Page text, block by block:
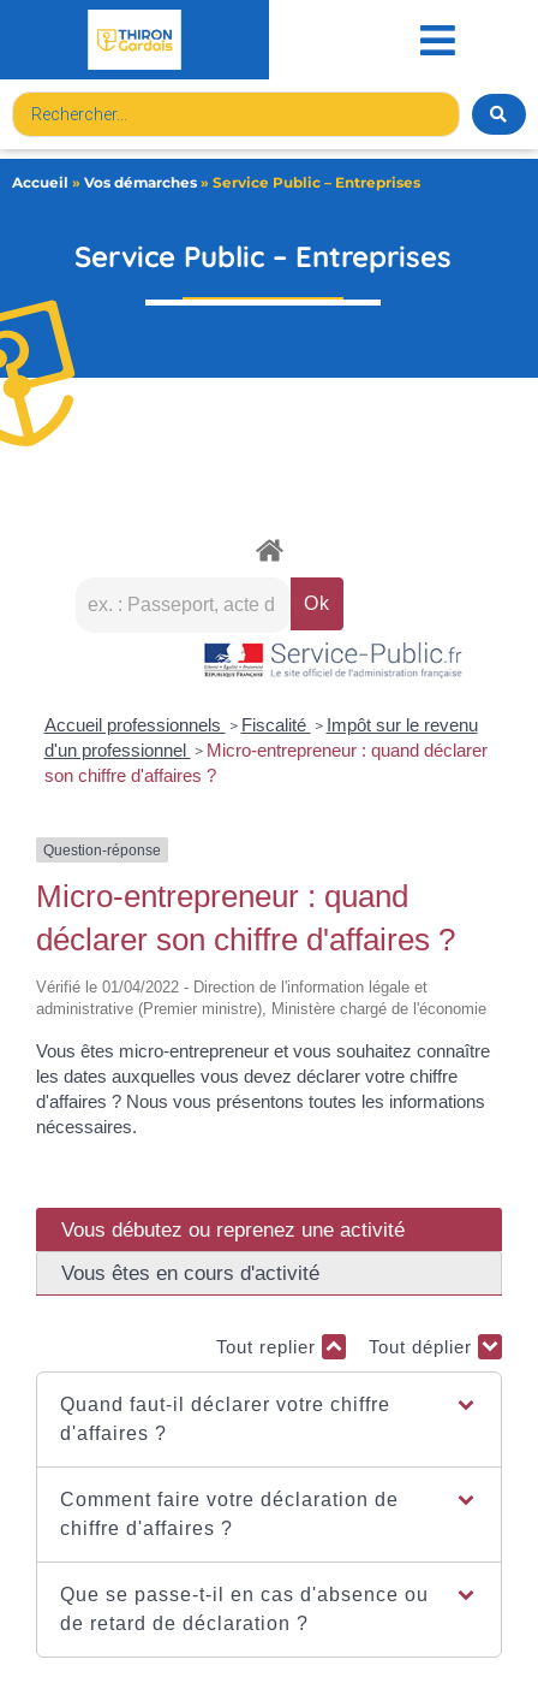
Accueil » Vos démarches » Service Public – Entreprises
Service Public – Entreprises
Accueil professionnels > Fiscalité > Impôt sur le revenu
d'un professionnel > Micro-entrepreneur : quand déclarer
son chiffre d'affaires ?
Question-réponse
Micro-entrepreneur : quand
déclarer son chiffre d'affaires ?
Vérifié le 01/04/2022 - Direction de l'information légale et
administrative (Premier ministre), Ministère chargé de l'économie
Vous êtes micro-entrepreneur et vous souhaitez connaître
les dates auxquelles vous devez déclarer votre chiffre
d'affaires ? Nous vous présentons toutes les informations
nécessaires.
Vous débutez ou reprenez une activité
Vous êtes en cours d'activité
Tout replier Tout déplier
Quand faut-il déclarer votre chiffre
d'affaires ?
Comment faire votre déclaration de
chiffre d'affaires ?
Que se passe-t-il en cas d'absence ou
de retard de déclaration ?